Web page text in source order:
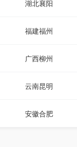
湖北襄阳
福建福州
广西柳州
云南昆明
安徽合肥